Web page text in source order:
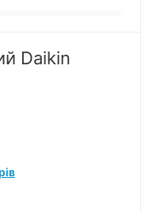
Daikin